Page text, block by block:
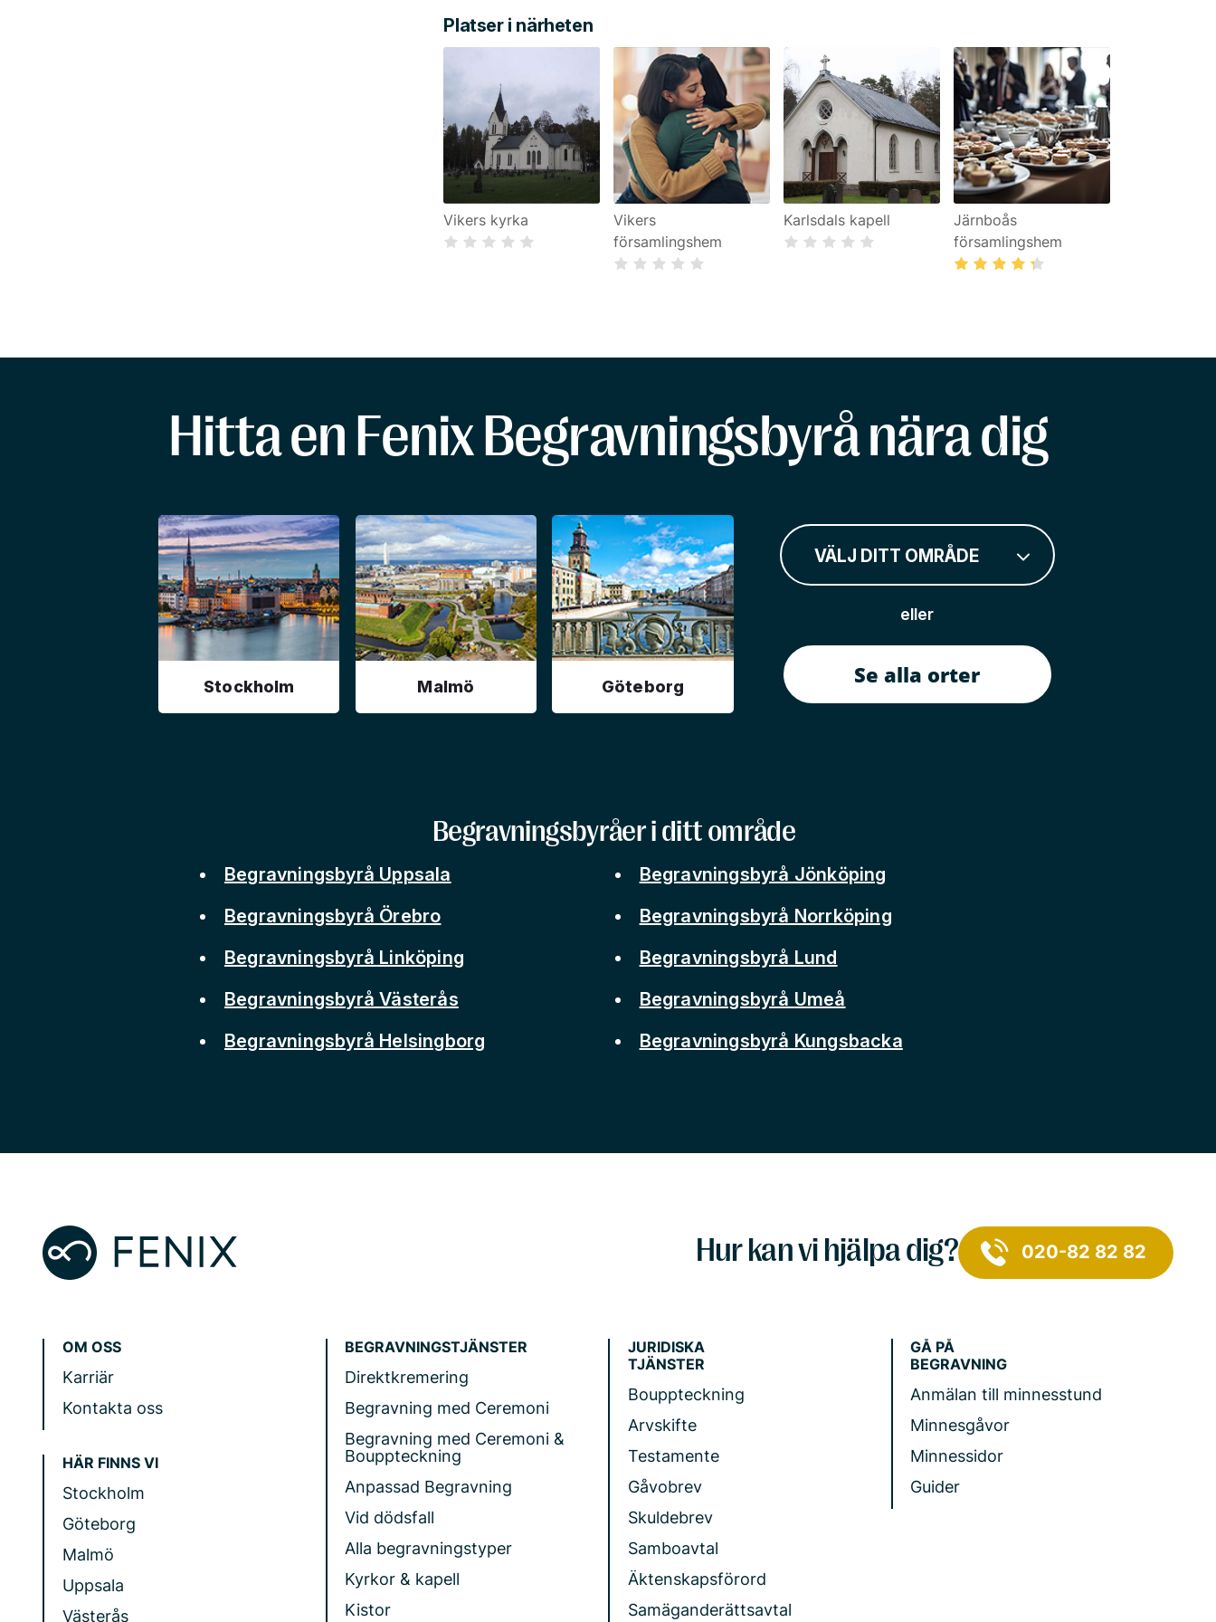
Platser i närheten
Vikers kyrka
Vikers
församlingshem
Karlsdals kapell
Järnboås
församlingshem
Hitta en Fenix Begravningsbyrå nära dig
Stockholm Malmö Göteborg
VÄLJ DITT OMRÅDE
eller
Se alla orter
Begravningsbyråer i ditt område
Begravningsbyrå Uppsala
Begravningsbyrå Örebro
Begravningsbyrå Linköping
Begravningsbyrå Västerås
Begravningsbyrå Helsingborg
Begravningsbyrå Jönköping
Begravningsbyrå Norrköping
Begravningsbyrå Lund
Begravningsbyrå Umeå
Begravningsbyrå Kungsbacka
Hur kan vi hjälpa dig? 020-82 82 82
OM OSS
Karriär
Kontakta oss
HÄR FINNS VI
Stockholm
Göteborg
Malmö
Uppsala
Västerås
BEGRAVNINGSTJÄNSTER
Direktkremering
Begravning med Ceremoni
Begravning med Ceremoni &
Bouppteckning
Anpassad Begravning
Vid dödsfall
Alla begravningstyper
Kyrkor & kapell
Kistor
JURIDISKA
TJÄNSTER
Bouppteckning
Arvskifte
Testamente
Gåvobrev
Skuldebrev
Samboavtal
Äktenskapsförord
Samäganderättsavtal
GÅ PÅ
BEGRAVNING
Anmälan till minnesstund
Minnesgåvor
Minnessidor
Guider